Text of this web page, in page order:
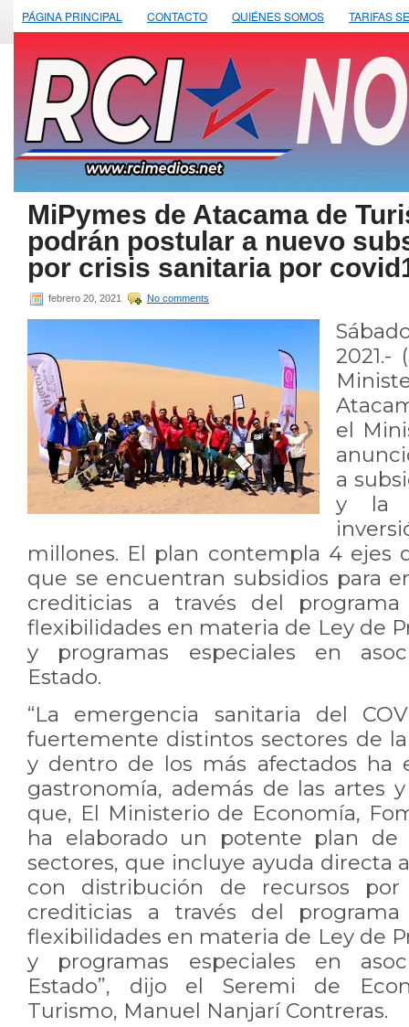
PÁGINA PRINCIPAL CONTACTO QUIÉNES SOMOS TARIFAS
MiPymes de Atacama de
podrán postular a nuevo
por crisis sanitaria por
febrero 20, 2021 No comments
2021.-
el
a
y la
millones. El plan contempla 4 ejes
que se encuentran subsidios para
crediticias a través del programa
flexibilidades en materia de Ley de
y programas especiales en
Estado.
“La emergencia sanitaria del
fuertemente distintos sectores de
y dentro de los más afectados ha
gastronomía, además de las artes
que, El Ministerio de Economía,
ha elaborado un potente plan de
sectores, que incluye ayuda directa
con distribución de recursos por
crediticias a través del programa
flexibilidades en materia de Ley de
y programas especiales en
Estado”, dijo el Seremi de
Turismo, Manuel Nanjarí Contreras.